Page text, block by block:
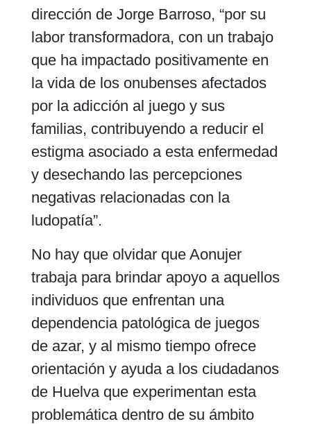
dirección de Jorge Barroso, “por su
labor transformadora, con un trabajo
que ha impactado positivamente en
la vida de los onubenses afectados
por la adicción al juego y sus
familias, contribuyendo a reducir el
estigma asociado a esta enfermedad
y desechando las percepciones
negativas relacionadas con la
ludopatía”.
No hay que olvidar que Aonujer
trabaja para brindar apoyo a aquellos
individuos que enfrentan una
dependencia patológica de juegos
de azar, y al mismo tiempo ofrece
orientación y ayuda a los ciudadanos
de Huelva que experimentan esta
problemática dentro de su ámbito